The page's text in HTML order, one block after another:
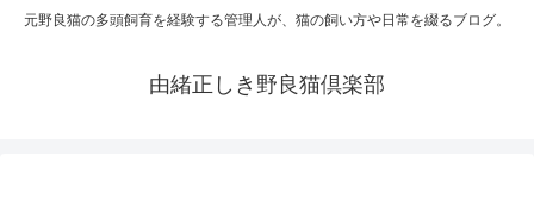
元野良猫の多頭飼育を経験する管理人が、猫の飼い方や日常を綴るブログ。
由緒正しき野良猫倶楽部